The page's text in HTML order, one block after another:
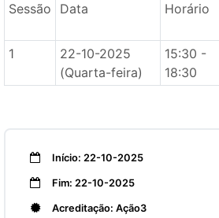
Sessão
Data Horário
1
22-10-2025
(Quarta-feira)
15:30 -
18:30
Início: 22-10-2025
Fim: 22-10-2025
Acreditação: Ação3